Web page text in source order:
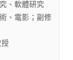
、軟體研究
、電影；副修